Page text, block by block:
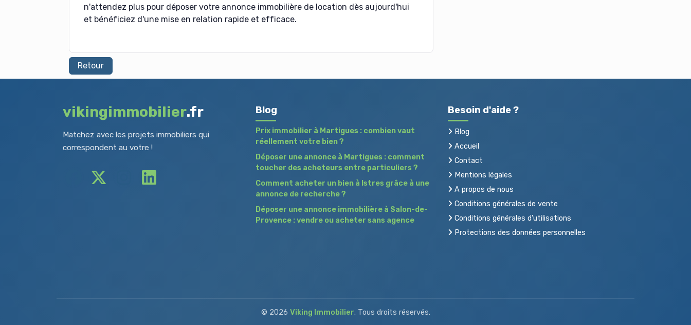
n'attendez plus pour déposer votre annonce immobilière de location dès aujourd'hui
et bénéficiez d'une mise en relation rapide et efficace.
Retour
vikingimmobilier.fr
Matchez avec les projets immobiliers qui
correspondent au votre !
Blog
Prix immobilier à Martigues : combien vaut
réellement votre bien ?
Déposer une annonce à Martigues : comment
toucher des acheteurs entre particuliers ?
Comment acheter un bien à Istres grâce à une
annonce de recherche ?
Déposer une annonce immobilière à Salon-de-
Provence : vendre ou acheter sans agence
Besoin d'aide ?
Blog
Accueil
Contact
Mentions légales
A propos de nous
Conditions générales de vente
Conditions générales d'utilisations
Protections des données personnelles
© 2026 Viking Immobilier. Tous droits réservés.